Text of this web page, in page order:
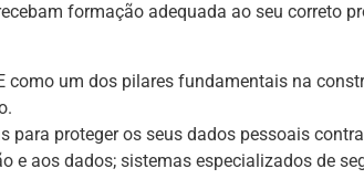
formação adequada ao seu correto
como um dos pilares fundamentais na
para proteger os seus dados pessoais
e aos dados; sistemas especializados de